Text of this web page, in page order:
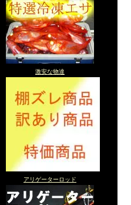
激安な物達
アリゲーターロッド